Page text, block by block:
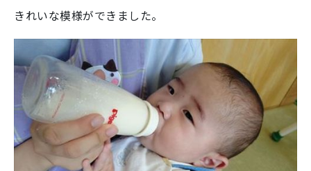
きれいな模様ができました。